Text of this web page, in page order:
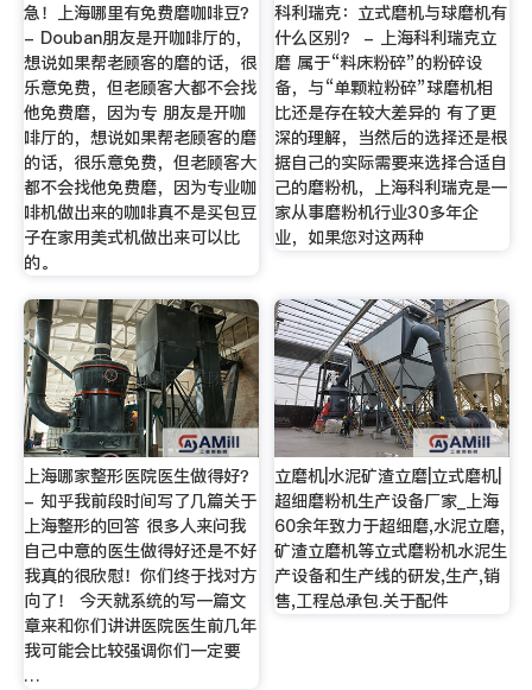
急！上海哪里有免费磨咖啡豆？
- Douban朋友是开咖啡厅的，
想说如果帮老顾客的磨的话，很
乐意免费，但老顾客大都不会找
他免费磨，因为专 朋友是开咖
啡厅的，想说如果帮老顾客的磨
的话，很乐意免费，但老顾客大
都不会找他免费磨，因为专业咖
啡机做出来的咖啡真不是买包豆
子在家用美式机做出来可以比
的。
科利瑞克：立式磨机与球磨机有
什么区别？ - 上海科利瑞克立
磨 属于“料床粉碎”的粉碎设
备，与“单颗粒粉碎”球磨机相
比还是存在较大差异的 有了更
深的理解，当然后的选择还是根
据自己的实际需要来选择合适自
己的磨粉机，上海科利瑞克是一
家从事磨粉机行业30多年企
业，如果您对这两种
上海哪家整形医院医生做得好？
- 知乎我前段时间写了几篇关于
上海整形的回答 很多人来问我
自己中意的医生做得好还是不好
我真的很欣慰！你们终于找对方
向了！ 今天就系统的写一篇文
章来和你们讲讲医院医生前几年
我可能会比较强调你们一定要
…
立磨机|水泥矿渣立磨|立式磨机|
超细磨粉机生产设备厂家_上海
60余年致力于超细磨,水泥立磨,
矿渣立磨机等立式磨粉机水泥生
产设备和生产线的研发,生产,销
售,工程总承包.关于配件